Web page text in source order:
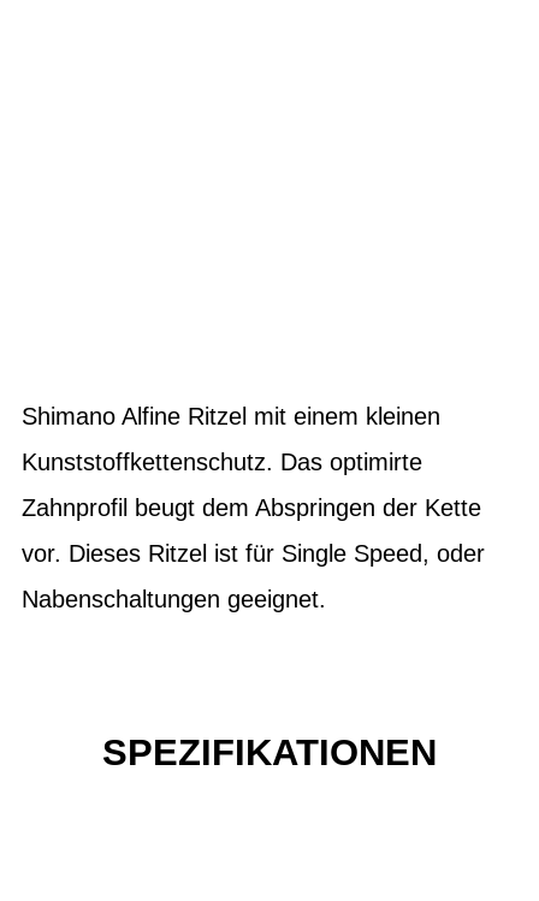
Shimano Alfine Ritzel mit einem kleinen
Kunststoffkettenschutz. Das optimirte
Zahnprofil beugt dem Abspringen der Kette
vor. Dieses Ritzel ist für Single Speed, oder
Nabenschaltungen geeignet.
SPEZIFIKATIONEN